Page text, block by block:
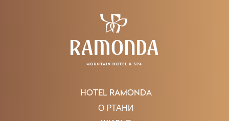
HOTEL RAMONDA
О РТАНИ